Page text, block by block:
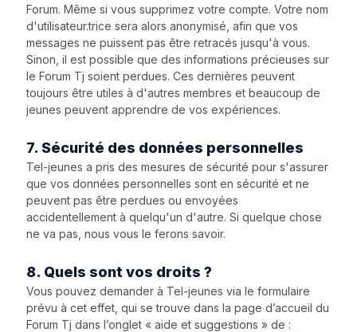
Forum. Même si vous supprimez votre compte. Votre nom
d'utilisateur.trice sera alors anonymisé, afin que vos
messages ne puissent pas être retracés jusqu'à vous.
Sinon, il est possible que des informations précieuses sur
le Forum Tj soient perdues. Ces dernières peuvent
toujours être utiles à d'autres membres et beaucoup de
jeunes peuvent apprendre de vos expériences.
7. Sécurité des données personnelles
Tel-jeunes a pris des mesures de sécurité pour s'assurer
que vos données personnelles sont en sécurité et ne
peuvent pas être perdues ou envoyées
accidentellement à quelqu'un d'autre. Si quelque chose
ne va pas, nous vous le ferons savoir.
8. Quels sont vos droits ?
Vous pouvez demander à Tel-jeunes via le formulaire
prévu à cet effet, qui se trouve dans la page d’accueil du
Forum Tj dans l’onglet « aide et suggestions » de :